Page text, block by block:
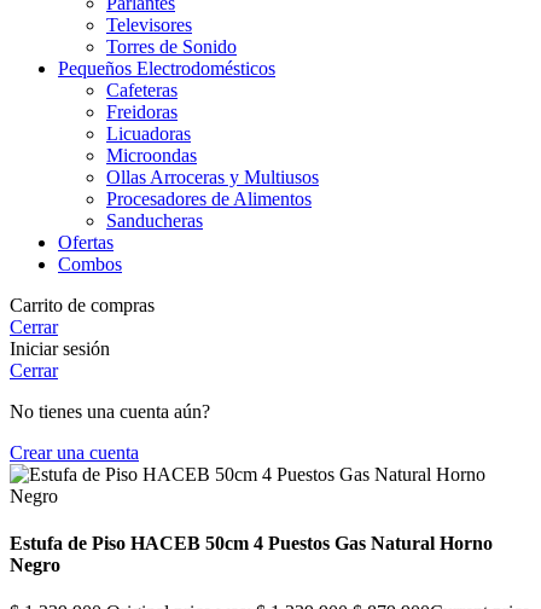
Televisores
Torres de Sonido
Pequeños Electrodomésticos
Cafeteras
Freidoras
Licuadoras
Microondas
Ollas Arroceras y Multiusos
Procesadores de Alimentos
Sanducheras
Ofertas
Combos
Carrito de compras
Cerrar
Iniciar sesión
Cerrar
No tienes una cuenta aún?
Crear una cuenta
Estufa de Piso HACEB 50cm 4 Puestos Gas Natural Horno
Negro